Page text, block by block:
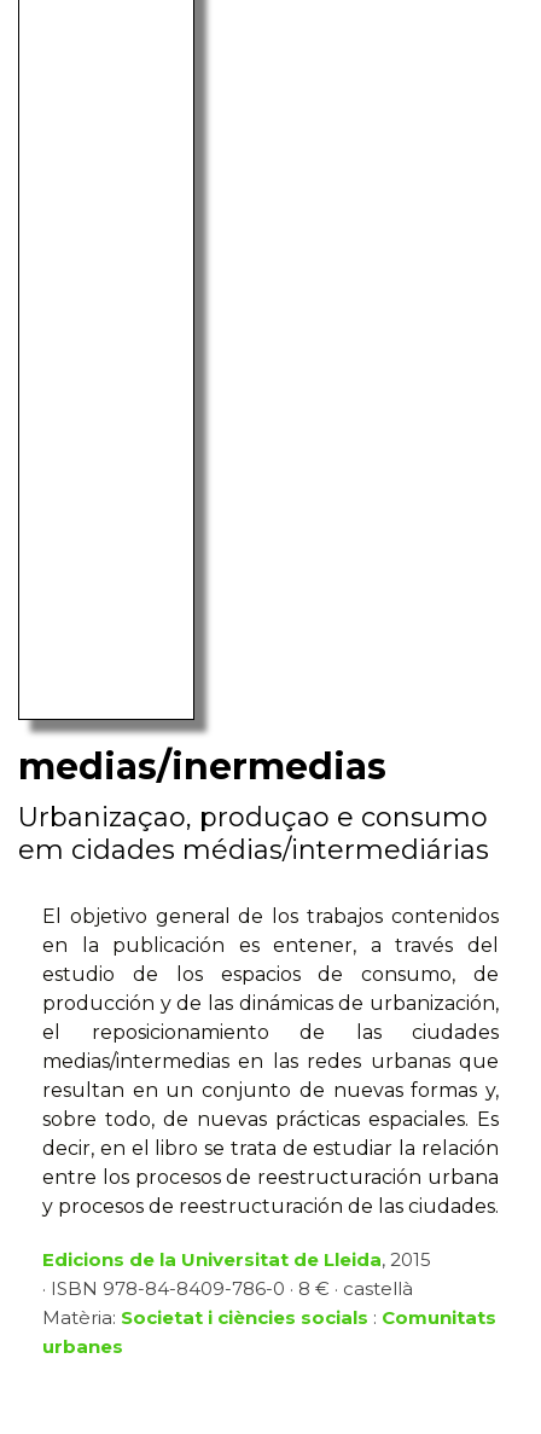
medias/inermedias
Urbanizaçao, produçao e consumo
em cidades médias/intermediárias
El objetivo general de los trabajos contenidos
en la publicación es entener, a través del
estudio de los espacios de consumo, de
producción y de las dinámicas de urbanización,
el reposicionamiento de las ciudades
medias/intermedias en las redes urbanas que
resultan en un conjunto de nuevas formas y,
sobre todo, de nuevas prácticas espaciales. Es
decir, en el libro se trata de estudiar la relación
entre los procesos de reestructuración urbana
y procesos de reestructuración de las ciudades.
Edicions de la Universitat de Lleida, 2015
· ISBN 978-84-8409-786-0 · 8 € · castellà
Matèria: Societat i ciències socials : Comunitats
urbanes